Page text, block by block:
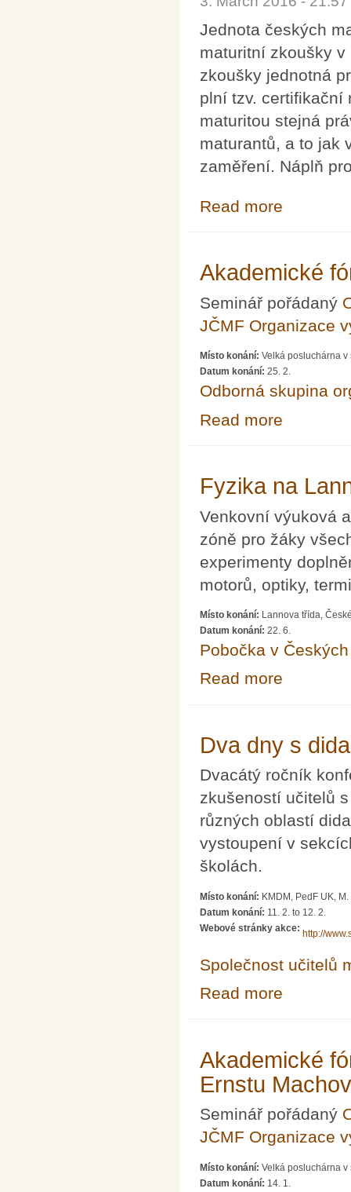
Jednota českých
maturitní zkoušky
zkoušky jednotná
plní tzv. certifikační
maturitou stejná
maturantů, a to jak
zaměření. Náplň
Read more
Akademické
Seminář pořádaný
JČMF Organizace
Místo konání: Velká posluchárna v
Datum konání: 25. 2.
Odborná skupina
Read more
Fyzika na
Venkovní výuková
zóně pro žáky
experimenty
motorů, optiky,
Místo konání: Lannova třída,
Datum konání: 22. 6.
Pobočka v
Read more
Dva dny s
Dvacátý ročník
zkušeností učitelů
různých oblastí
vystoupení v
školách.
Místo konání: KMDM, PedF UK,
Datum konání: 11. 2. to 12. 2.
Webové stránky akce:
http://
Společnost učitelů
Read more
Akademické
Ernstu
Seminář pořádaný
JČMF Organizace
Místo konání: Velká posluchárna v
Datum konání: 14. 1.